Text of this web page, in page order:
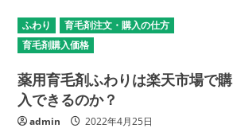
ふわり
育毛剤注文・購入の仕方
育毛剤購入価格
薬用育毛剤ふわりは楽天市場で購
入できるのか？
admin 2022年4月25日